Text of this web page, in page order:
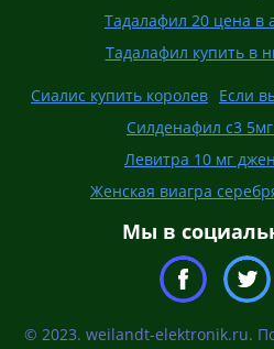
Тадалафил 20 цена в
Тадалафил купить в
Сиалис купить королев Если
Силденафил с3
Левитра 10 мг
Женская виагра
Мы в
© 2023. weilandt-elektronik.ru.